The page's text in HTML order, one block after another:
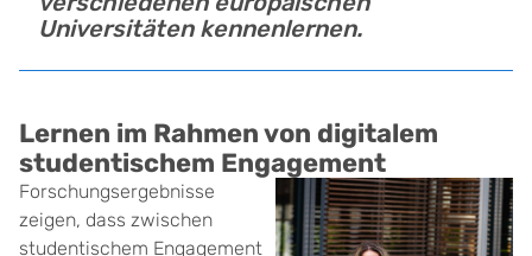
Universitäten kennenlernen.
Lernen im Rahmen von digitalem
studentischem Engagement
Forschungsergebnisse
zeigen, dass zwischen
studentischem Engagement